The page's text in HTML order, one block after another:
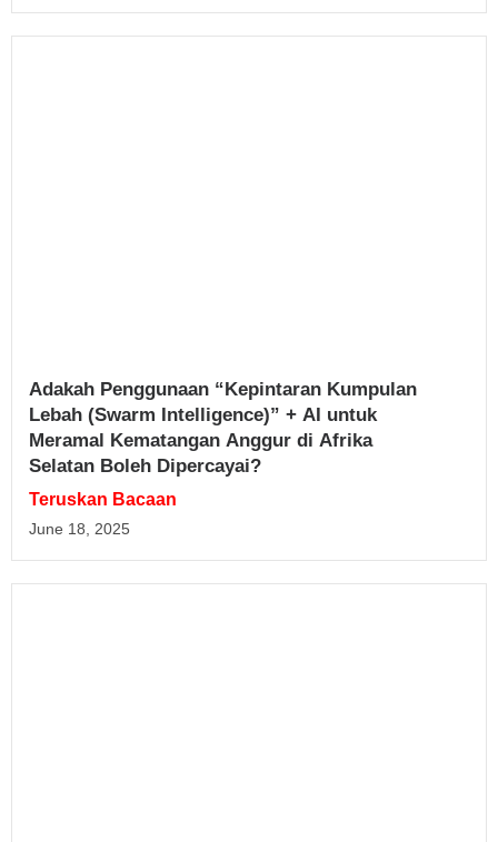
Adakah Penggunaan “Kepintaran Kumpulan
Lebah (Swarm Intelligence)” + AI untuk
Meramal Kematangan Anggur di Afrika
Selatan Boleh Dipercayai?
Teruskan Bacaan
June 18, 2025